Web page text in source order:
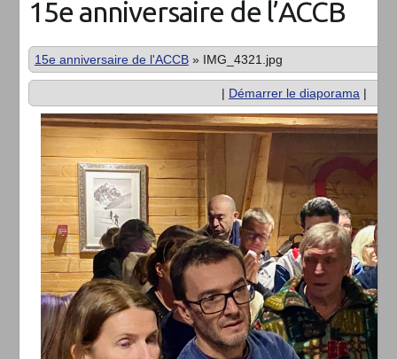
15e anniversaire de l’ACCB
15e anniversaire de l'ACCB» IMG_4321.jpg
| Démarrer le diaporama |